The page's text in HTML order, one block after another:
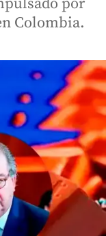
por
Colombia.